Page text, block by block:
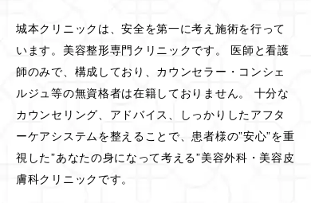
城本クリニックは、安全を第一に考え施術を行って
います。美容整形専門クリニックです。 医師と看護
師のみで、構成しており、カウンセラー・コンシェ
ルジュ等の無資格者は在籍しておりません。 十分な
カウンセリング、アドバイス、しっかりしたアフタ
ーケアシステムを整えることで、患者様の”安心”を重
視した”あなたの身になって考える”美容外科・美容皮
膚科クリニックです。